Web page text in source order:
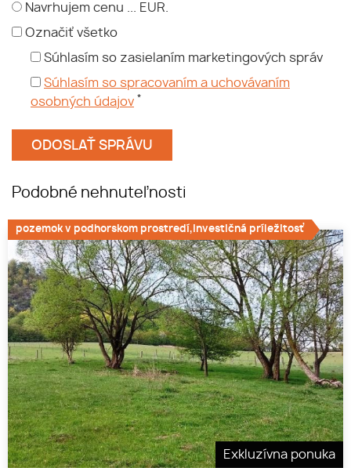
Navrhujem cenu ... EUR.
Označiť všetko
Súhlasím so zasielaním marketingových správ
Súhlasím so spracovaním a uchovávaním
osobných údajov *
Podobné nehnuteľnosti
Exkluzívna ponuka
pozemok v podhorskom prostredí,investičná príležitosť